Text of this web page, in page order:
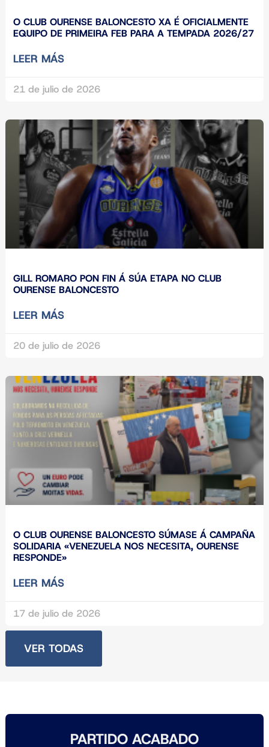
O CLUB OURENSE BALONCESTO XA É OFICIALMENTE
EQUIPO DE PRIMEIRA FEB PARA A TEMPADA 2026/27
LEER MÁS
21 de julio de 2026
GILL ROMARO PON FIN Á SÚA ETAPA NO CLUB
OURENSE BALONCESTO
LEER MÁS
20 de julio de 2026
O CLUB OURENSE BALONCESTO SÚMASE Á CAMPAÑA
SOLIDARIA «VENEZUELA NOS NECESITA, OURENSE
RESPONDE»
LEER MÁS
17 de julio de 2026
VER TODAS
PARTIDO ACABADO